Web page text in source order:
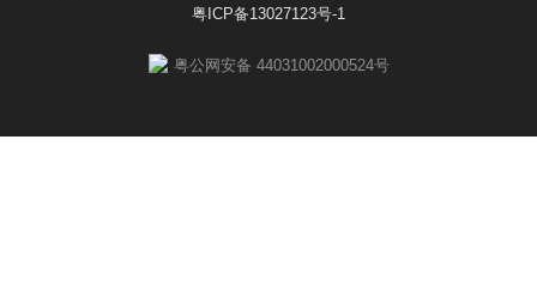
粤ICP备13027123号-1
粤公网安备 44031002000524号